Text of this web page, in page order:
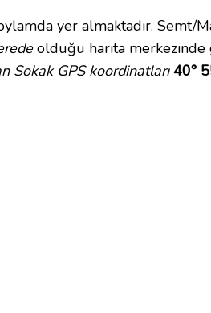
yer almaktadır. Semt/
olduğu harita merkezinde
Sokak GPS koordinatları 40°